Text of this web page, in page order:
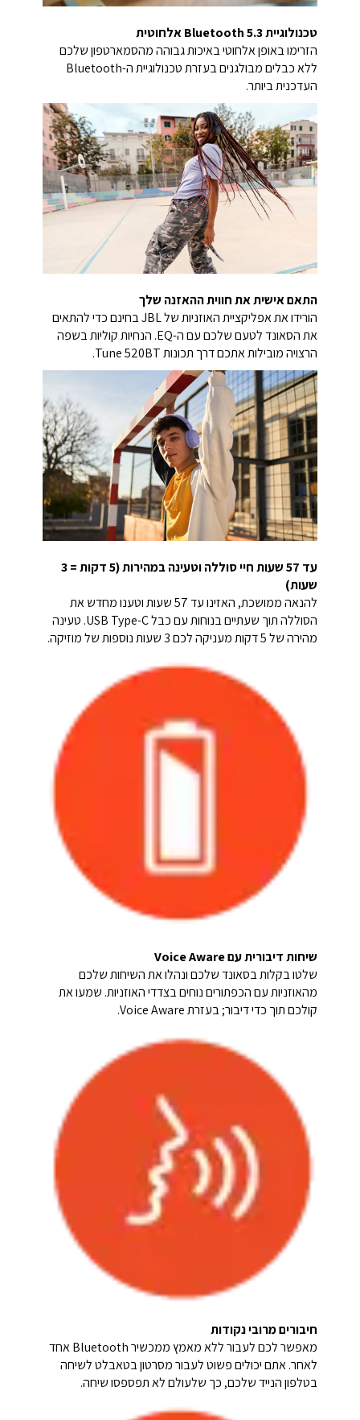
טכנולוגיית Bluetooth 5.3 אלחוטית
הזרימו באופן אלחוטי באיכות גבוהה מהסמארטפון שלכם
ללא כבלים מבולגנים בעזרת טכנולוגיית ה-Bluetooth
העדכנית ביותר.
התאם אישית את חווית ההאזנה שלך
הורידו את אפליקציית האוזניות של JBL בחינם כדי להתאים
את הסאונד לטעם שלכם עם ה-EQ. הנחיות קוליות בשפה
הרצויה מובילות אתכם דרך תכונות Tune 520BT.
עד 57 שעות חיי סוללה וטעינה במהירות (5 דקות = 3
שעות)
להנאה ממושכת, האזינו עד 57 שעות וטענו מחדש את
הסוללה תוך שעתיים בנוחות עם כבל USB Type-C. טעינה
מהירה של 5 דקות מעניקה לכם 3 שעות נוספות של מוזיקה.
שיחות דיבורית עם Voice Aware
שלטו בקלות בסאונד שלכם ונהלו את השיחות שלכם
מהאוזניות עם הכפתורים נוחים בצדדי האוזניות. שמעו את
קולכם תוך כדי דיבור; בעזרת Voice Aware.
חיבורים מרובי נקודות
מאפשר לכם לעבור ללא מאמץ ממכשיר Bluetooth אחד
לאחר. אתם יכולים פשוט לעבור מסרטון בטאבלט לשיחה
בטלפון הנייד שלכם, כך שלעולם לא תפספסו שיחה.